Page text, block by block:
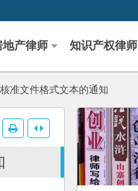
地产律师 知识产权律师
准文件格式文本的通知